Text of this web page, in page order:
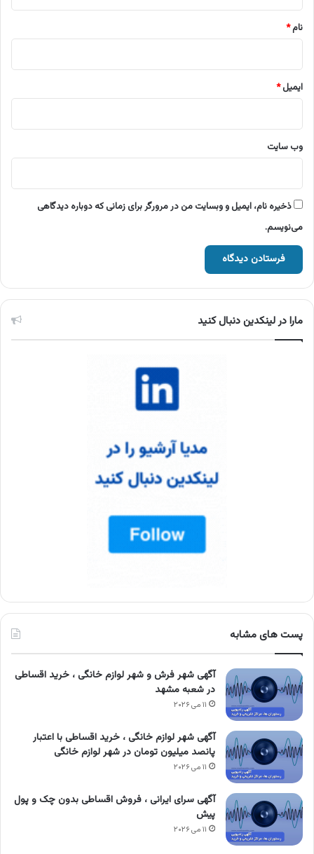
نام*
ایمیل*
وب‌ سایت
ذخیره نام، ایمیل و وبسایت من در مرورگر برای زمانی که دوباره دیدگاهی
می‌نویسم.
مارا در لینکدین دنبال کنید
پست های مشابه
آگهی شهر فرش و شهر لوازم خانگی ، خرید اقساطی
در شعبه مشهد
۱۱ می ۲۰۲۶
آگهی شهر لوازم خانگی ، خرید اقساطی با اعتبار
پانصد میلیون تومان در شهر لوازم خانگی
۱۱ می ۲۰۲۶
آگهی سرای ایرانی ، فروش اقساطی بدون چک و پول
پیش
۱۱ می ۲۰۲۶